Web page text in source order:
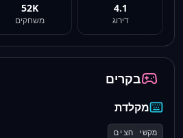
4.1
דירוג
52K
משחקים
בקרים
מקלדת
מקשי חצים